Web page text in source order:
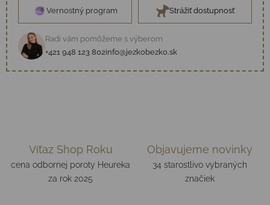
Vernostný program Strážiť dostupnosť
Radi vám pomôžeme s výberom
+421 948 123 802info@jezkobezko.sk
Víťaz Shop Roku
cena odbornej poroty Heureka
za rok 2025
Objavujeme novinky
34 starostlivo vybraných
značiek